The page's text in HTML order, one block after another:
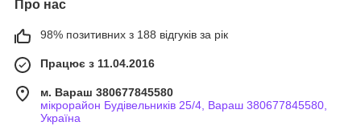
Про нас
98% позитивних з 188 відгуків за рік
Працює з 11.04.2016
м. Вараш 380677845580
мікрорайон Будівельників 25/4, Вараш 380677845580,
Україна